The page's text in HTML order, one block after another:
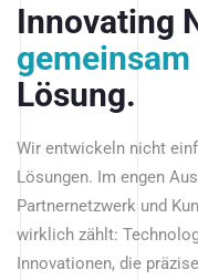
Innovating
gemeinsam
Lösung.
Wir entwickeln nicht
Lösungen. Im engen
Partnernetzwerk und
wirklich zählt:
Innovationen, die